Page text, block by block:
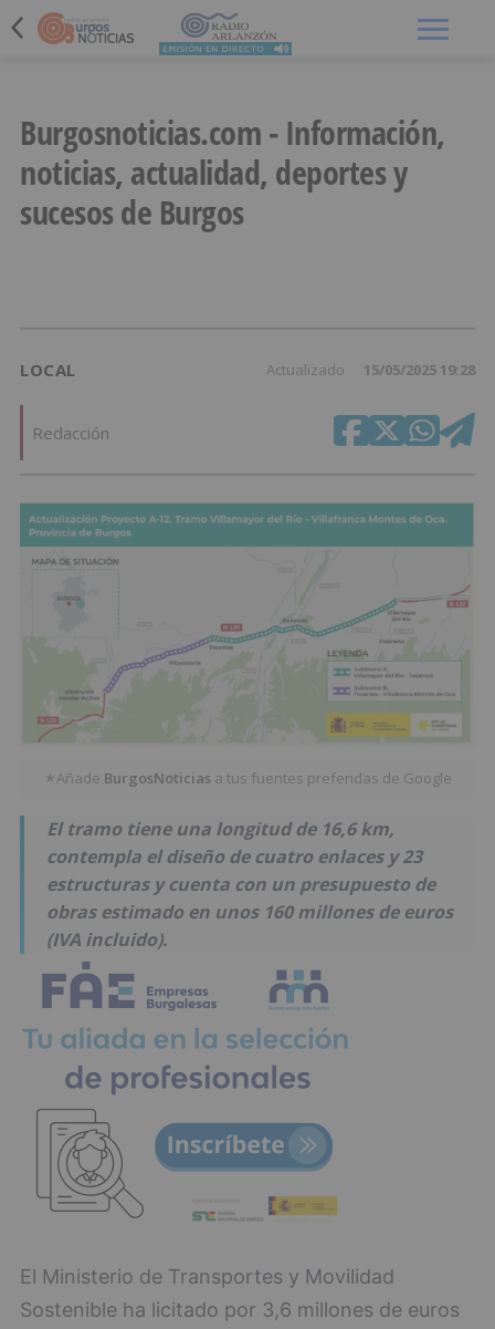
Burgosnoticias.com - Información,
noticias, actualidad, deportes y
sucesos de Burgos
LOCAL Actualizado 15/05/2025 19:28
Redacción
★Añade BurgosNoticias a tus fuentes preferidas de Google
El tramo tiene una longitud de 16,6 km,
contempla el diseño de cuatro enlaces y 23
estructuras y cuenta con un presupuesto de
obras estimado en unos 160 millones de euros
(IVA incluido).
El Ministerio de Transportes y Movilidad
Sostenible ha licitado por 3,6 millones de euros